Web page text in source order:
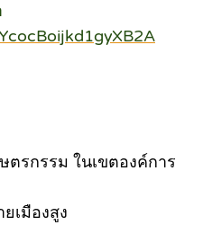
ตรกรรม ในเขตองค์การ
เมืองสูง